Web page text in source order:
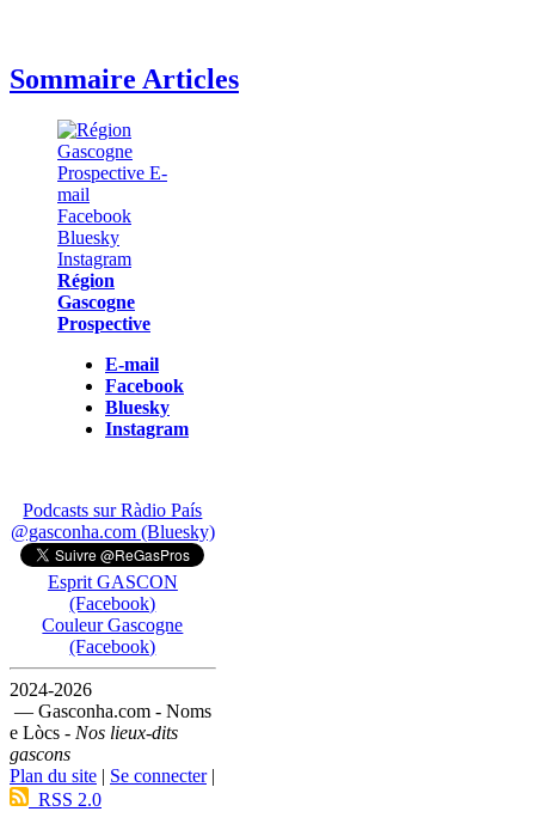
Sommaire Articles
Région
Gascogne
Prospective
E-mail
Facebook
Bluesky
Instagram
Podcasts sur Ràdio País
@gasconha.com (Bluesky)
Esprit GASCON
(Facebook)
Couleur Gascogne
(Facebook)
2024-2026
— Gasconha.com - Noms
e Lòcs - Nos lieux-dits
gascons
Plan du site | Se connecter|
RSS 2.0